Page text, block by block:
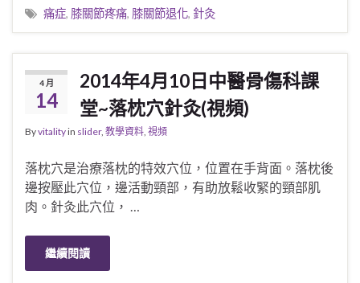
痛症, 膝關節疼痛, 膝關節退化, 針灸
4 月
14
2014年4月10日中醫骨傷科課
堂~落枕穴針灸(視頻)
Byvitalityin slider, 教學資料 視頻
落枕穴是治療落枕的特效穴位，位置在手背面。落枕後
邊按壓此穴位，邊活動頸部，有助放鬆收緊的頸部肌
肉。針灸此穴位， …
繼續閱讀